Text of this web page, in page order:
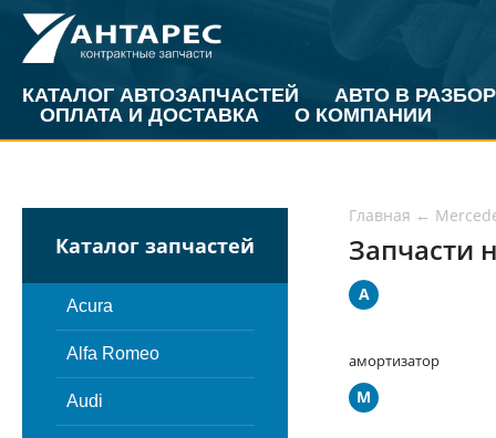
КАТАЛОГ АВТОЗАПЧАСТЕЙ
АВТО В РАЗБОР
ОПЛАТА И ДОСТАВКА
О КОМПАНИИ
Каталог запчастей
Acura
Alfa Romeo
Audi
Главная ←
Запчасти
А
амортизатор
М